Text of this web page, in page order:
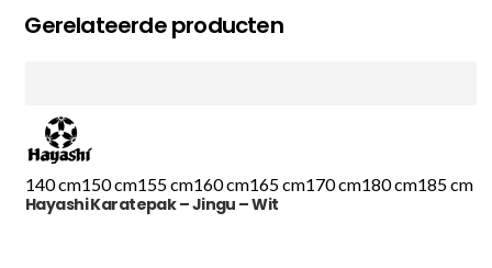
Gerelateerde producten
140 cm150 cm155 cm160 cm165 cm170 cm180 cm185 cm
Hayashi Karatepak – Jingu – Wit